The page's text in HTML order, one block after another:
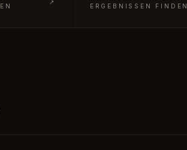
↗
ERGEBNISSEN FINDEN